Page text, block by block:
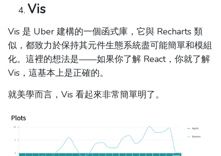
Vis
Vis 是 Uber 建構的一個函式庫，它與 Recharts 類
似，都致力於保持其元件生態系統盡可能簡單和模組
化。這裡的想法是——如果你了解 React，你就了解
Vis，這基本上是正確的。
就美學而言，Vis 看起來非常簡單明了。